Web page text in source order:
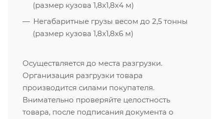
(размер кузова 1,8х1,8х4 м)
Негабаритные грузы весом до 2,5 тонны
(размер кузова 1,8х1,8х6 м)
Осуществляется до места разгрузки.
Организация разгрузки товара
производится силами покупателя.
Внимательно проверяйте целостность
товара, после подписания документа о